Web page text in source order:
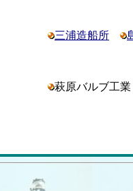
三浦造船所
萩原バルブ工